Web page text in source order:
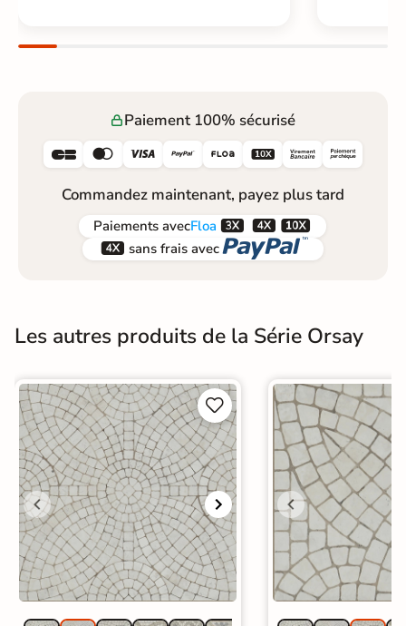
Paiement 100% sécurisé
     
Commandez maintenant, payez plus tard
Paiements avecFloa  
 sans frais avec 
Les autres produits de la Série Orsay

